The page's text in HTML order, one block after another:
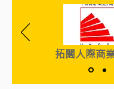
拓闊人際商